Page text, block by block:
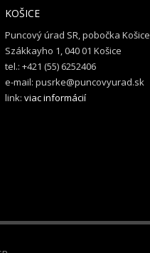
KOŠICE
Puncový úrad SR, pobočka Košice
Szákkayho 1, 040 01 Košice
tel.: +421 (55) 6252406
e-mail: pusrke@puncovyurad.sk
link: viac informácií